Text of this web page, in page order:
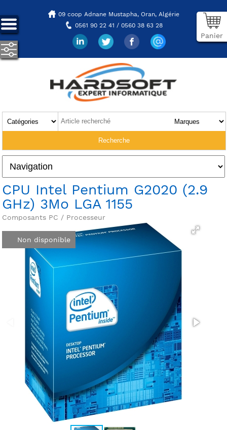
09 coop Adnane Mustapha, Oran, Algérie
0561 90 22 41 / 0560 38 63 28
Panier
CPU Intel Pentium G2020 (2.9
GHz) 3Mo LGA 1155
Composants PC / Processeur
Non disponible